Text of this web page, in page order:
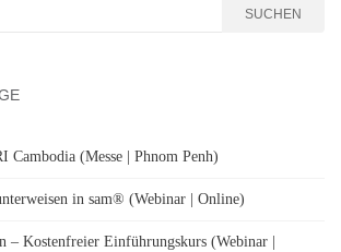
SUCHEN
Cambodia (Messe | Phnom Penh)
in sam® (Webinar | Online)
– Kostenfreier Einführungskurs (Webinar |